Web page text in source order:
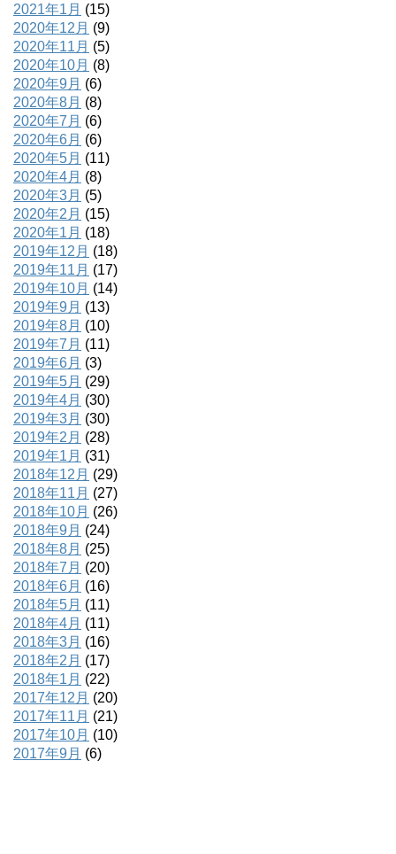
2021年1月 (15)
2020年12月 (9)
2020年11月 (5)
2020年10月 (8)
2020年9月 (6)
2020年8月 (8)
2020年7月 (6)
2020年6月 (6)
2020年5月 (11)
2020年4月 (8)
2020年3月 (5)
2020年2月 (15)
2020年1月 (18)
2019年12月 (18)
2019年11月 (17)
2019年10月 (14)
2019年9月 (13)
2019年8月 (10)
2019年7月 (11)
2019年6月 (3)
2019年5月 (29)
2019年4月 (30)
2019年3月 (30)
2019年2月 (28)
2019年1月 (31)
2018年12月 (29)
2018年11月 (27)
2018年10月 (26)
2018年9月 (24)
2018年8月 (25)
2018年7月 (20)
2018年6月 (16)
2018年5月 (11)
2018年4月 (11)
2018年3月 (16)
2018年2月 (17)
2018年1月 (22)
2017年12月 (20)
2017年11月 (21)
2017年10月 (10)
2017年9月 (6)